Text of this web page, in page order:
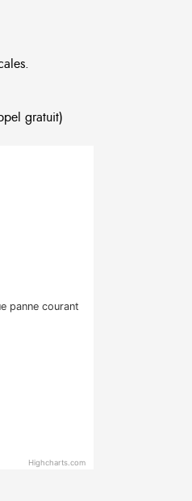
gratuit)
panne courant
Highcharts.com